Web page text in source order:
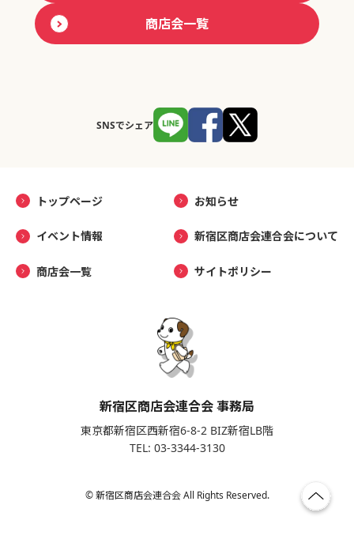
商店会一覧
SNSでシェア
トップページ お知らせ
イベント情報 新宿区商店会連合会について
商店会一覧 サイトポリシー
新宿区商店会連合会 事務局
東京都新宿区西新宿6-8-2 BIZ新宿LB階
TEL: 03-3344-3130
© 新宿区商店会連合会 All Rights Reserved.